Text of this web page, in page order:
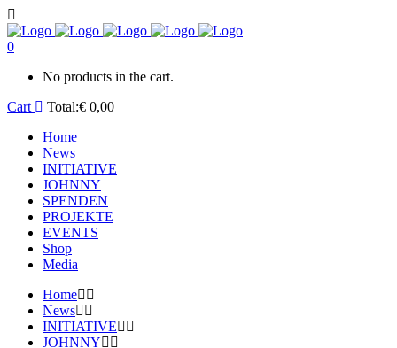
0
No products in the cart.
Cart
Total:€ 0,00
Home
News
INITIATIVE
JOHNNY
SPENDEN
PROJEKTE
EVENTS
Shop
Media
Home
News
INITIATIVE
JOHNNY